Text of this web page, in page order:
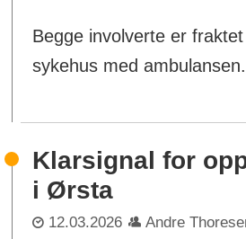
Begge involverte er
sykehus med ambulansen.
Klarsignal for
i Ørsta
12.03.2026 Andre